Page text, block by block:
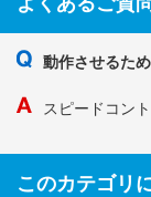
動作させるた
スピードコン
このカテゴリ